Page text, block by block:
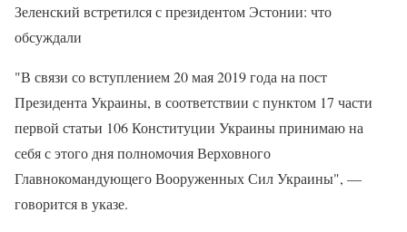
Зеленский встретился с президентом Эстонии: что
обсуждали
"В связи со вступлением 20 мая 2019 года на пост
Президента Украины, в соответствии с пунктом 17 части
первой статьи 106 Конституции Украины принимаю на
себя с этого дня полномочия Верховного
Главнокомандующего Вооруженных Сил Украины", —
говорится в указе.